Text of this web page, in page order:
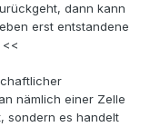
dann kann
erst entstandene
nämlich einer Zelle
sondern es handelt